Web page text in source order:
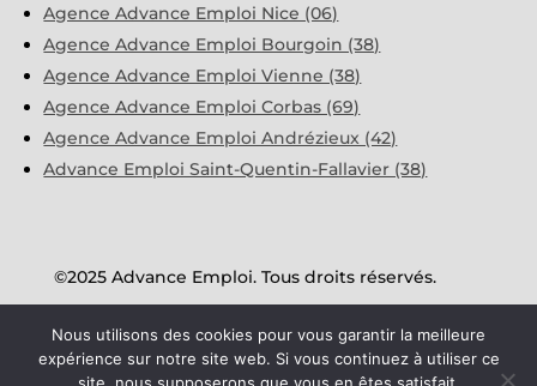
Agence Advance Emploi Nice (06)
Agence Advance Emploi Bourgoin (38)
Agence Advance Emploi Vienne (38)
Agence Advance Emploi Corbas (69)
Agence Advance Emploi Andrézieux (42)
Advance Emploi Saint-Quentin-Fallavier (38)
©2025 Advance Emploi. Tous droits réservés.
Mentions Légales
Nous utilisons des cookies pour vous garantir la meilleure
expérience sur notre site web. Si vous continuez à utiliser ce